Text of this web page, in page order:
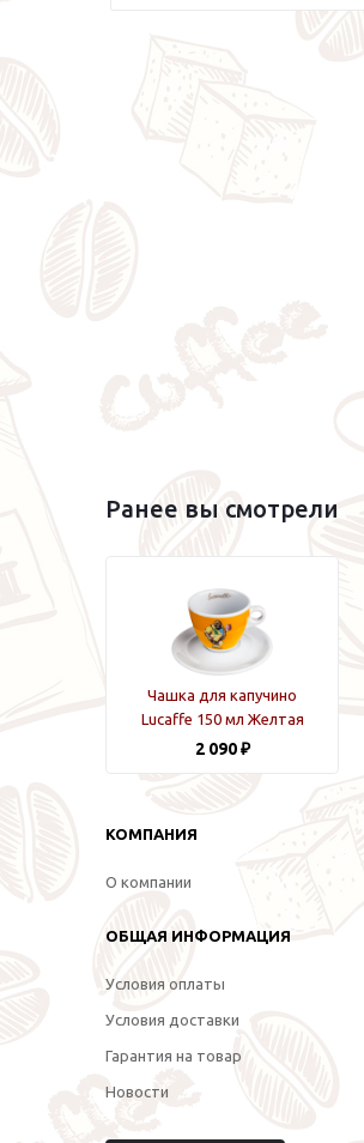
Ранее вы смотрели
Чашка для капучино
Lucaffe 150 мл Желтая
2 090 ₽
КОМПАНИЯ
О компании
ОБЩАЯ ИНФОРМАЦИЯ
Условия оплаты
Условия доставки
Гарантия на товар
Новости